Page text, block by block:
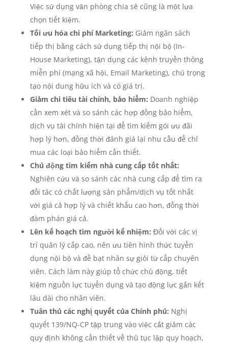
Việc sử dụng văn phòng chia sẻ cũng là một lựa
chọn tiết kiệm.
Tối ưu hóa chi phí Marketing: Giảm ngân sách
tiếp thị bằng cách sử dụng tiếp thị nội bộ (In-
House Marketing), tận dụng các kênh truyền thông
miễn phí (mạng xã hội, Email Marketing), chú trọng
tạo nội dung hữu ích và có giá trị.
Giảm chi tiêu tài chính, bảo hiểm: Doanh nghiệp
cần xem xét và so sánh các hợp đồng bảo hiểm,
dịch vụ tài chính hiện tại để tìm kiếm gói ưu đãi
hợp lý hơn, đồng thời đánh giá lại nhu cầu để chỉ
mua các loại bảo hiểm cần thiết.
Chủ động tìm kiếm nhà cung cấp tốt nhất:
Nghiên cứu và so sánh các nhà cung cấp để tìm ra
đối tác có chất lượng sản phẩm/dịch vụ tốt nhất
với giá cả hợp lý và chiết khấu cao hơn, đồng thời
đàm phán giá cả.
Lên kế hoạch tìm người kế nhiệm: Đối với các vị
trí quản lý cấp cao, nên ưu tiên hình thức tuyển
dụng nội bộ và đề bạt nhân sự giỏi từ cấp chuyên
viên. Cách làm này giúp tổ chức chủ động, tiết
kiệm nguồn lực tuyển dụng và tạo động lực gắn kết
lâu dài cho nhân viên.
Tuân thủ các nghị quyết của Chính phủ: Nghị
quyết 139/NQ-CP tập trung vào việc cắt giảm các
quy định không cần thiết về thủ tục lập quy hoạch,